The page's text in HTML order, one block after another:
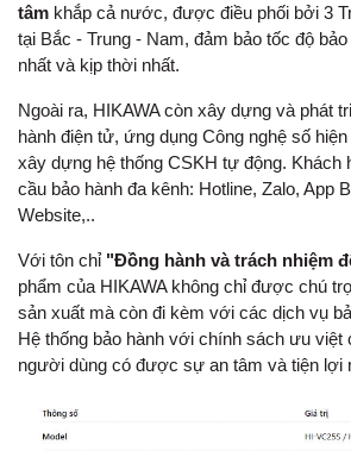
tâm khắp cả nước, được điều phối bởi 3
tại Bắc - Trung - Nam, đảm bảo tốc độ
nhất và kịp thời nhất.
Ngoài ra, HIKAWA còn xây dựng và phát
hành điện tử, ứng dụng Công nghệ số
xây dựng hệ thống CSKH tự động. Khách
cầu bảo hành đa kênh: Hotline, Zalo, App
Website,..
Với tôn chỉ "Đồng hành và trách nhiệm
phẩm của HIKAWA không chỉ được chú
sản xuất mà còn đi kèm với các dịch vụ
Hệ thống bảo hành với chính sách ưu việt
người dùng có được sự an tâm và tiện lợi